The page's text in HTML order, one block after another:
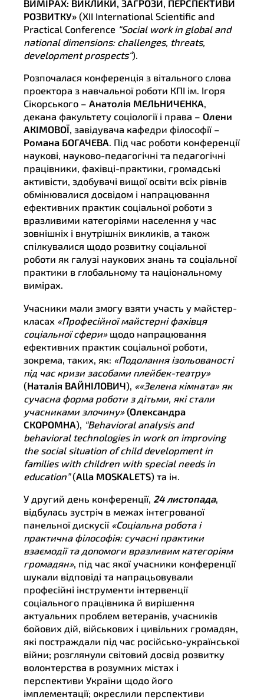
ВИМІРАХ: ВИКЛИКИ, ЗАГРОЗИ, ПЕРСПЕКТИВИ
РОЗВИТКУ» (XII International Scientific and
Practical Conference “Social work in global and
national dimensions: challenges, threats,
development prospects“).
Розпочалася конференція з вітального слова
проектора з навчальної роботи КПІ ім. Ігоря
Сікорського – Анатолія МЕЛЬНИЧЕНКА,
декана факультету соціології і права – Олени
АКІМОВОЇ, завідувача кафедри філософії –
Романа БОГАЧЕВА. Під час роботи конференції
наукові, науково-педагогічні та педагогічні
працівники, фахівці-практики, громадські
активісти, здобувачі вищої освіти всіх рівнів
обмінювалися досвідом і напрацювання
ефективних практик соціальної роботи з
вразливими категоріями населення у час
зовнішніх і внутрішніх викликів, а також
спілкувалися щодо розвитку соціальної
роботи як галузі наукових знань та соціальної
практики в глобальному та національному
вимірах.
Учасники мали змогу взяти участь у майстер-
класах «Професійної майстерні фахівця
соціальної сфери»щодо напрацювання
ефективних практик соціальної роботи,
зокрема, таких, як: «Подолання ізольованості
під час кризи засобами плейбек-театру»
(Наталія ВАЙНІЛОВИЧ), ««Зелена кімната» як
сучасна форма роботи з дітьми, які стали
учасниками злочину» (Олександра
СКОРОМНА),
“Behavioral analysis and
behavioral technologies in work on improving
the social situation of child development in
families with children with special needs in
education”(Alla MOSKALETS) та ін.
У другий день конференції, 24 листопада,
відбулась зустріч в межах інтегрованої
панельної дискусії «Соціальна робота і
практична філософія: сучасні практики
взаємодії та допомоги вразливим категоріям
громадян», під час якої учасники конференції
шукали відповіді та напрацьовували
професійні інструменти інтервенції
соціального працівника й вирішення
актуальних проблем ветеранів, учасників
бойових дій, військових і цивільних громадян,
які постраждали під час російсько-української
війни; розглянули світовий досвід розвитку
волонтерства в розумних містах і
перспективи України щодо його
імплементації; окреслили перспективи